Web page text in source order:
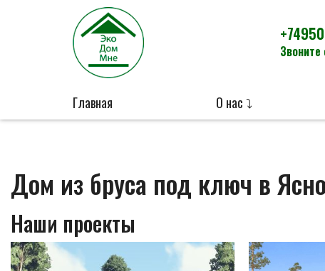
Главная О нас ⤵
Дом из бруса под ключ в
Наши проекты